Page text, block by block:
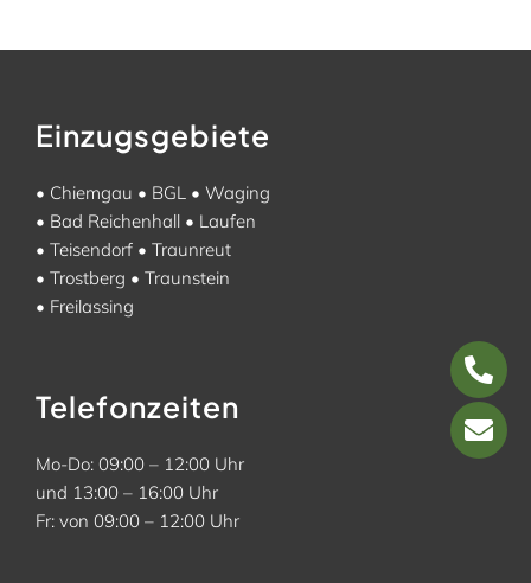
Einzugsgebiete
• Chiemgau • BGL • Waging
• Bad Reichenhall • Laufen
• Teisendorf • Traunreut
• Trostberg • Traunstein
• Freilassing
Telefonzeiten
Mo-Do: 09:00 – 12:00 Uhr
und 13:00 – 16:00 Uhr
Fr: von 09:00 – 12:00 Uhr